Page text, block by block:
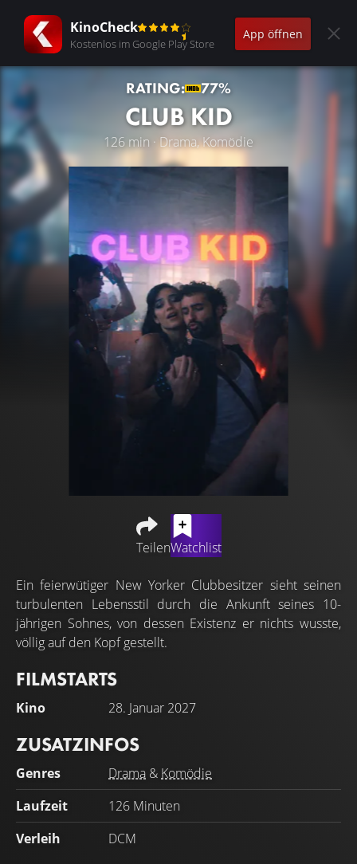
KinoCheck
Kostenlos im Google Play Store
App öffnen
RATING: 77%
CLUB KID
126 min · Drama, Komödie
TeilenWatchlist
Ein feierwütiger New Yorker Clubbesitzer sieht seinen
turbulenten Lebensstil durch die Ankunft seines 10-
jährigen Sohnes, von dessen Existenz er nichts wusste,
völlig auf den Kopf gestellt.
FILMSTARTS
Kino 28. Januar 2027
ZUSATZINFOS
Genres Drama & Komödie
Laufzeit
126 Minuten
Verleih
DCM